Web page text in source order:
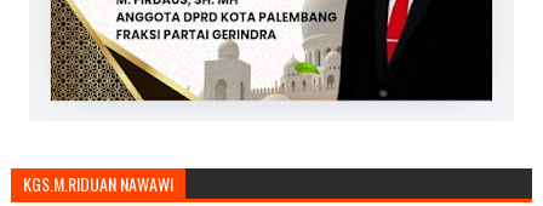
KGS.M.RIDUAN NAWAWI